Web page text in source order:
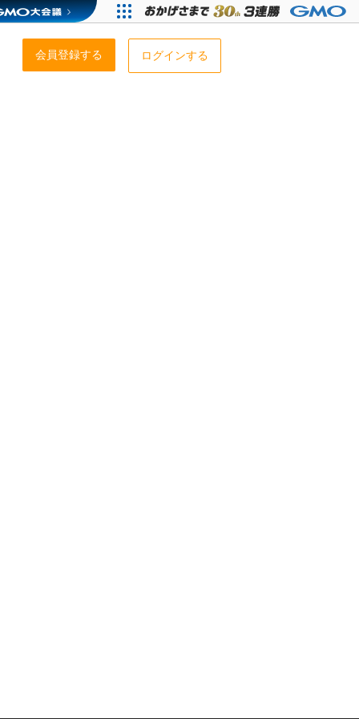
会員登録する ログインする